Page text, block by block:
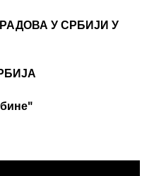
У СРБИЈИ У